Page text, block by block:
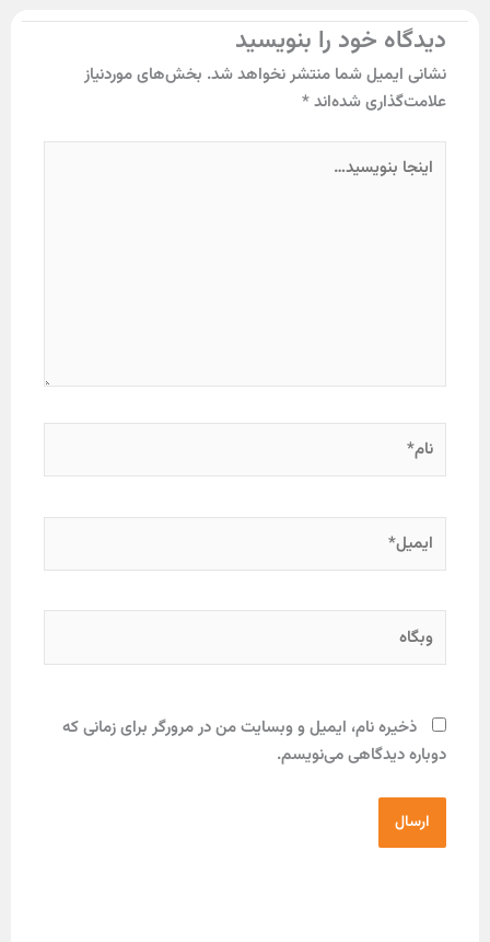
خود را بنویسید
شما منتشر نخواهد شد.بخش‌های موردنیاز
شده‌اند*
نام، ایمیل و وبسایت من در مرورگر برای زمانی که
می‌نویسم.